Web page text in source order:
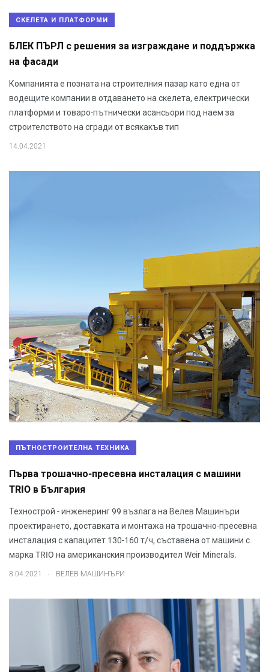
СКЕЛЕТА И ПЛАТФОРМИ
БЛЕК ПЪРЛ с решения за изграждане и поддържка
на фасади
Компанията е позната на строителния пазар като една от
водещите компании в отдаването на скелета, електрически
платформи и товаро-пътнически асансьори под наем за
строителството на сгради от всякакъв тип
14.04.2021
ПЪТНОСТРОИТЕЛНА ТЕХНИКА
Първа трошачно-пресевна инсталация с машини
TRIO в България
Технострой - инженеринг 99 възлага на Велев Машинъри
проектирането, доставката и монтажа на трошачно-пресевна
инсталация с капацитет 130-160 т/ч, съставена от машини с
марка TRIO на американския производител Weir Minerals.
8.04.2021 ВЕЛЕВ МАШИНЪРИ